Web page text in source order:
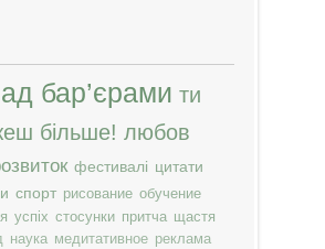
бар’єрами ти
більше! любов
фестивалі цитати
спорт рисование обучение
успіх стосунки притча щастя
наука медитативное реклама